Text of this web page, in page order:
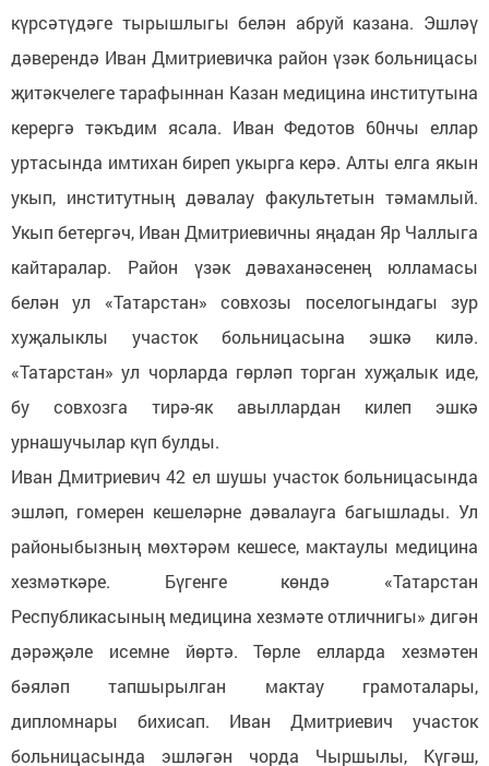
күрсәтүдәге тырышлыгы белән абруй казана. Эшләү
дәверендә Иван Дмитриевичка район үзәк больницасы
җитәкчелеге тарафыннан Казан медицина институтына
керергә тәкъдим ясала. Иван Федотов 60нчы еллар
уртасында имтихан биреп укырга керә. Алты елга якын
укып, институтның дәвалау факультетын тәмамлый.
Укып бетергәч, Иван Дмитриевичны яңадан Яр Чаллыга
кайтаралар. Район үзәк дәваханәсенең юлламасы
белән ул «Татарстан» совхозы поселогындагы зур
хуҗалыклы участок больницасына эшкә килә.
«Татарстан» ул чорларда гөрләп торган хуҗалык иде,
бу совхозга тирә-як авыллардан килеп эшкә
урнашучылар күп булды.
Иван Дмитриевич 42 ел шушы участок больницасында
эшләп, гомерен кешеләрне дәвалауга багышлады. Ул
районыбызның мөхтәрәм кешесе, мактаулы медицина
хезмәткәре. Бүгенге көндә «Татарстан
Республикасының медицина хезмәте отличнигы» дигән
дәрәҗәле исемне йөртә. Төрле елларда хезмәтен
бәяләп тапшырылган мактау грамоталары,
дипломнары бихисап. Иван Дмитриевич участок
больницасында эшләгән чорда Чыршылы, Күгәш,